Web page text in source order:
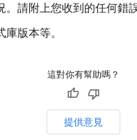
請附上您收到的任何錯
版本等。
這對你有幫助嗎？
提供意見